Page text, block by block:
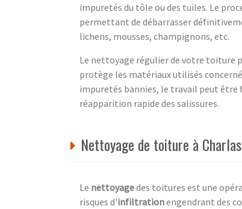
impuretés du tôle ou des tuiles. Le
permettant de débarrasser
lichens, mousses, champignons, etc.
Le nettoyage régulier de votre toiture
protège les matériaux utilisés
impuretés bannies, le travail peut être
réapparition rapide des salissures.
Nettoyage de toiture à
Le nettoyagedes toitures est une
risques d'infiltrationengendrant des